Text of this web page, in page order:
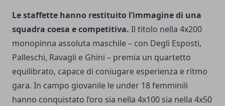
Le staffette hanno restituito l’immagine di una
squadra coesa e competitiva. Il titolo nella 4x200
monopinna assoluta maschile – con Degli Esposti,
Palleschi, Ravagli e Ghini – premia un quartetto
equilibrato, capace di coniugare esperienza e ritmo
gara. In campo giovanile le under 18 femminili
hanno conquistato l’oro sia nella 4x100 sia nella 4x50